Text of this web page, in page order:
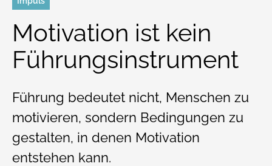
Motivation ist kein
Führungsinstrument
Führung bedeutet nicht, Menschen zu
motivieren, sondern Bedingungen zu
gestalten, in denen Motivation
entstehen kann.